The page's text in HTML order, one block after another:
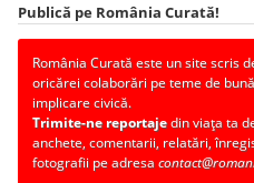
Publică pe România Curată!
România Curată este un site scris
oricărei colaborări pe teme de
implicare civică.
Trimite-ne reportajedin viața ta
anchete, comentarii, relatări,
fotografii pe adresa